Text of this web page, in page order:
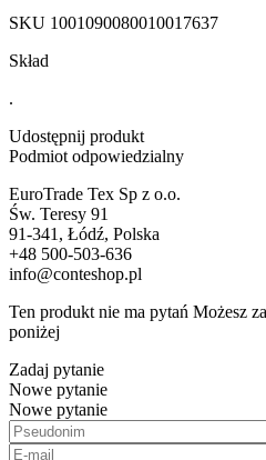
SKU 1001090080010017637
Skład
.
Udostępnij produkt
Podmiot odpowiedzialny
EuroTrade Tex Sp z o.o.
Św. Teresy 91
91-341, Łódź, Polska
+48 500-503-636
info@conteshop.pl
Ten produkt nie ma pytań Możesz
poniżej
Zadaj pytanie
Nowe pytanie
Nowe pytanie